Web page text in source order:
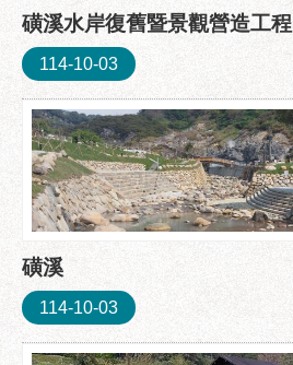
見
問
答
雙
語
詞
彙
陳
系
統
政
磺溪水岸復舊暨景觀營造工程
114-10-03
磺溪
114-10-03